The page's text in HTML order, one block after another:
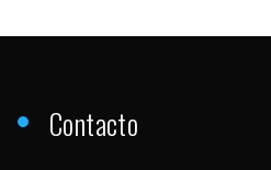
Contacto